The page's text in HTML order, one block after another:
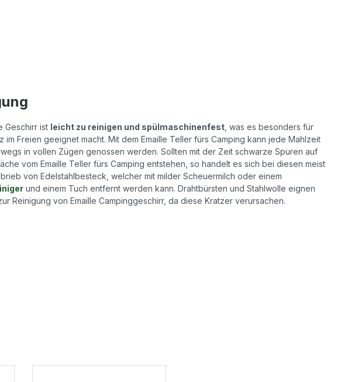
Geschirr ist leicht zu reinigen und spülmaschinenfest , was es besonders für
im Freien geeignet macht. Mit dem Emaille Teller fürs Camping kann jede Mahlzeit
in vollen Zügen genossen werden. Sollten mit der Zeit schwarze Spuren auf
vom Emaille Teller fürs Camping entstehen, so handelt es sich bei diesen meist
von Edelstahlbesteck, welcher mit milder Scheuermilch oder einem
und einem Tuch entfernt werden kann. Drahtbürsten und Stahlwolle eignen
Reinigung von Emaille Campinggeschirr, da diese Kratzer verursachen.